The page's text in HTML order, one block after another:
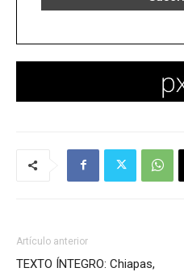
Artículo anterior
TEXTO ÍNTEGRO: Chiapas,